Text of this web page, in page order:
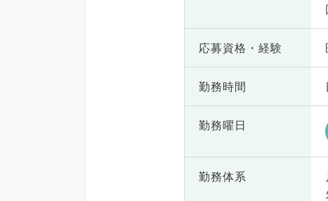
応募資格・ 経験
勤務時間
勤務曜日
勤務体系